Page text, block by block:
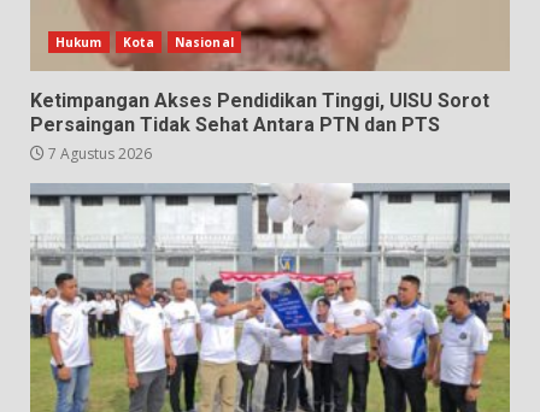
Hukum Kota Nasional
Ketimpangan Akses Pendidikan Tinggi, UISU Sorot
Persaingan Tidak Sehat Antara PTN dan PTS
7 Agustus 2026